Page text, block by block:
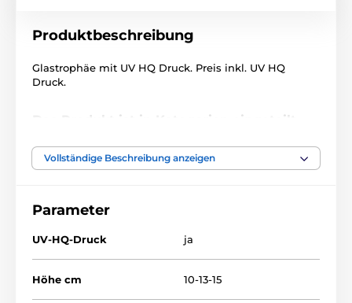
Produktbeschreibung
Glastrophäe mit UV HQ Druck. Preis inkl. UV HQ
Druck.
Das Produkt ist in Kategorien eingeteilt
Badminton Glastrophäen mit Druck
Vollständige Beschreibung anzeigen
Parameter
UV-HQ-Druck ja
Höhe cm 10-13-15